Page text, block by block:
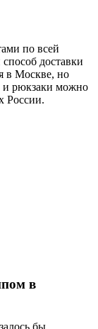
по всей
доставки
в Москве, но
и рюкзаки можно
России.
в